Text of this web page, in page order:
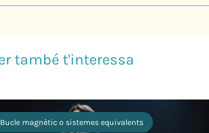
Bucle magnètic o sistemes equivalents